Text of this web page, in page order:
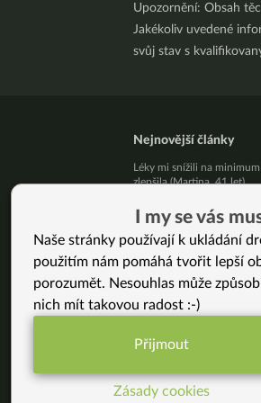
Upozornění: Obsah
Jakékoliv uvedené
svůj stav s
Nejnovější články
Léky mi snížili na
zlepšila (Martina, 41 let)
Přestaňte bojovat samy se
10 tipů, jak zpracovat letní
Už vás unavuje, že někdo
měla vypadat?
Jak podpořit své zdraví v
svůj život. (Jana, 46 let)
Živý kurz vaření v Praze 9.
I my se vás
Naše stránky používají k ukládání
použitím nám pomáhá tvořit lepší
porozumět. Nesouhlas může
nich mít takovou radost :-)
Přijmout
Zásady cookies